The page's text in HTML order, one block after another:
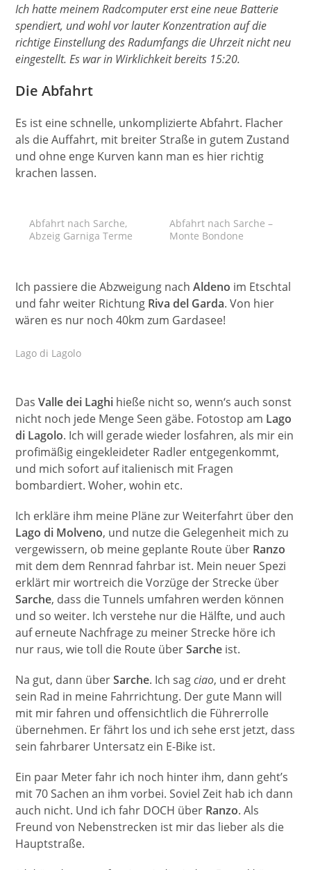
Ich hatte meinem Radcomputer erst eine neue Batterie
spendiert, und wohl vor lauter Konzentration auf die
richtige Einstellung des Radumfangs die Uhrzeit nicht neu
eingestellt. Es war in Wirklichkeit bereits 15:20.
Die Abfahrt
Es ist eine schnelle, unkomplizierte Abfahrt. Flacher
als die Auffahrt, mit breiter Straße in gutem Zustand
und ohne enge Kurven kann man es hier richtig
krachen lassen.
Abfahrt nach Sarche,
Abzeig Garniga Terme
Abfahrt nach Sarche –
Monte Bondone
Ich passiere die Abzweigung nachAldeno im Etschtal
und fahr weiter Richtung Riva del Garda. Von hier
wären es nur noch 40km zum Gardasee!
Lago di Lagolo
DasValle dei Laghi hieße nicht so, wenn‘s auch sonst
nicht noch jede Menge Seen gäbe. Fotostop am Lago
di Lagolo. Ich will gerade wieder losfahren, als mir ein
profimäßig eingekleideter Radler entgegenkommt,
und mich sofort auf italienisch mit Fragen
bombardiert. Woher, wohin etc.
Ich erkläre ihm meine Pläne zur Weiterfahrt über den
Lago di Molveno, und nutze die Gelegenheit mich zu
vergewissern, ob meine geplante Route über Ranzo
mit dem dem Rennrad fahrbar ist. Mein neuer Spezi
erklärt mir wortreich die Vorzüge der Strecke über
Sarche, dass die Tunnels umfahren werden können
und so weiter. Ich verstehe nur die Hälfte, und auch
auf erneute Nachfrage zu meiner Strecke höre ich
nur raus, wie toll die Route überSarche ist.
Na gut, dann überSarche. Ich sagciao, und er dreht
sein Rad in meine Fahrrichtung. Der gute Mann will
mit mir fahren und offensichtlich die Führerrolle
übernehmen. Er fährt los und ich sehe erst jetzt, dass
sein fahrbarer Untersatz ein E-Bike ist.
Ein paar Meter fahr ich noch hinter ihm, dann geht’s
mit 70 Sachen an ihm vorbei. Soviel Zeit hab ich dann
auch nicht. Und ich fahr DOCH über Ranzo. Als
Freund von Nebenstrecken ist mir das lieber als die
Hauptstraße.